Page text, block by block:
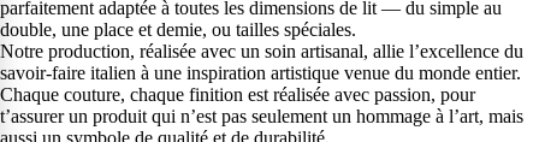
parfaitement adaptée à toutes les dimensions de lit — du simple au
double, une place et demie, ou tailles spéciales.
Notre production, réalisée avec un soin artisanal, allie l’excellence du
savoir-faire italien à une inspiration artistique venue du monde entier.
Chaque couture, chaque finition est réalisée avec passion, pour
t’assurer un produit qui n’est pas seulement un hommage à l’art, mais
aussi un symbole de qualité et de durabilité.